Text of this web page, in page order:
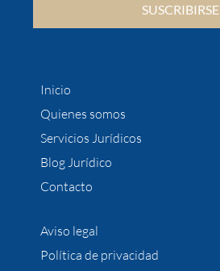
SUSCRIBIRSE
Inicio
Quienes somos
Servicios Jurídicos
Blog Jurídico
Contacto
Aviso legal
Política de privacidad